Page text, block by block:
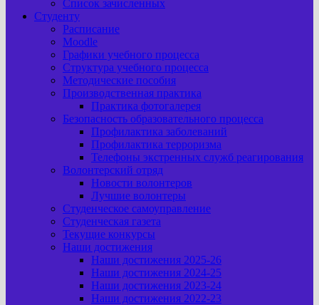
Список зачисленных
Студенту
Расписание
Moodle
Графики учебного процесса
Структура учебного процесса
Методические пособия
Производственная практика
Практика фотогалерея
Безопасность образовательного процесса
Профилактика заболеваний
Профилактика терроризма
Телефоны экстренных служб реагирования
Волонтерский отряд
Новости волонтеров
Лучшие волонтеры
Студенческое самоуправление
Студенческая газета
Текущие конкурсы
Наши достижения
Наши достижения 2025-26
Наши достижения 2024-25
Наши достижения 2023-24
Наши достижения 2022-23